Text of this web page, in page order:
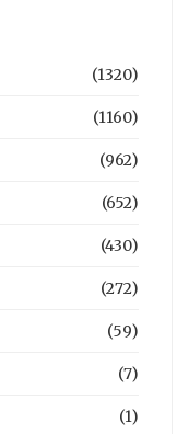
(1320)
(1160)
(962)
(652)
(430)
(272)
(59)
(7)
(1)